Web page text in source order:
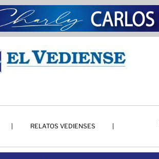
RELATOS VEDIENSES